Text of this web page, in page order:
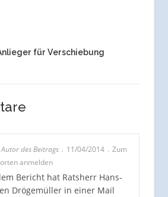
für Verschiebung
Autor des Beitrags 11/04/2014
Zum
anmelden
Bericht hat Ratsherr Hans-
Drögemüller in einer Mail